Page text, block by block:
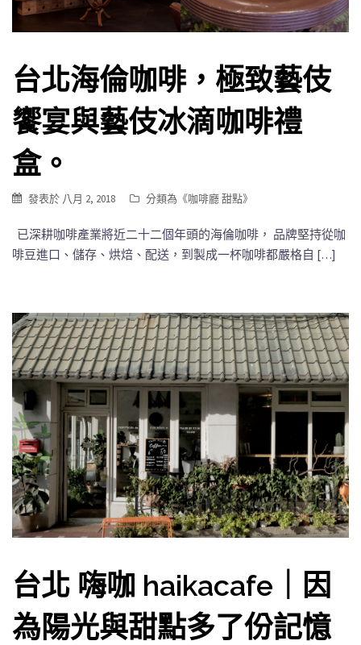
台北海倫咖啡，極致藝伎
饗宴與藝伎冰滴咖啡禮
盒。
發表於 八月 2, 2018 分類為《咖啡廳 甜點》
已深耕咖啡產業將近二十二個年頭的海倫咖啡， 品牌堅持從咖
啡豆進口、儲存、烘焙、配送，到製成一杯咖啡都嚴格自 […]
台北 嗨咖 haikacafe｜因
為陽光與甜點多了份記憶